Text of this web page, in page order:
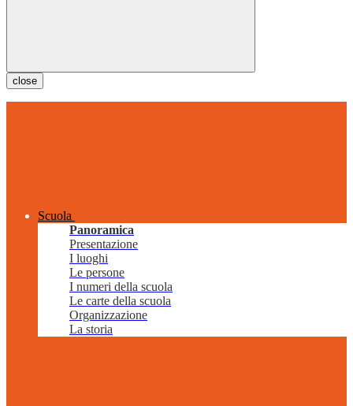
close
Scuola
Panoramica
Presentazione
I luoghi
Le persone
I numeri della scuola
Le carte della scuola
Organizzazione
La storia